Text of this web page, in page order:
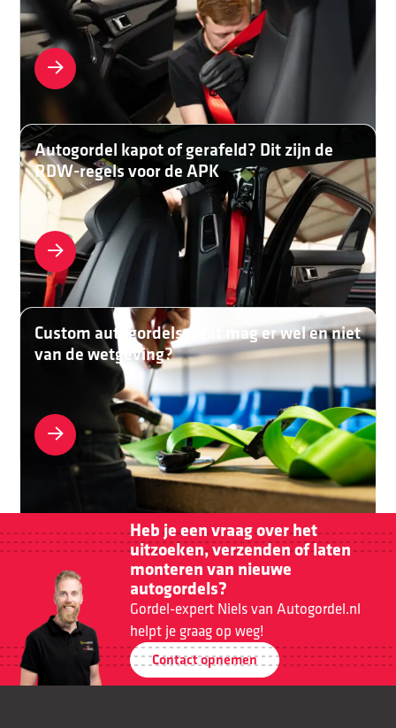
Autogordel kapot of gerafeld? Dit zijn de
RDW-regels voor de APK
Custom autogordels: Wat mag er wel en niet
van de wetgeving?
Heb je een vraag over het
uitzoeken, verzenden of laten
monteren van nieuwe
autogordels?
Gordel-expert Niels van Autogordel.nl
helpt je graag op weg!
Contact opnemen